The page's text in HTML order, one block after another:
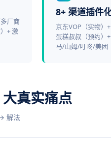
厂商
+ 激
8+ 渠道插件
京东VOP（实物）
蛋糕叔叔（预约）
马/山姆/叮咚/美团
真实痛点
解法